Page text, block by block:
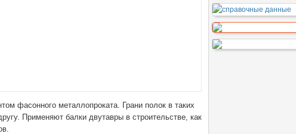
фасонного металлопроката. Грани полок в таких
Применяют балки двутавры в строительстве, как